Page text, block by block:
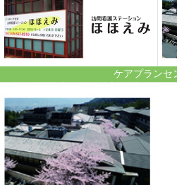
ケアプランセ